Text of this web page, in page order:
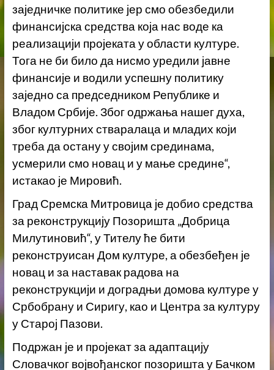
заједничке политике јер смо обезбедили
финансијска средства која нас воде ка
реализацији пројеката у области културе.
Тога не би било да нисмо уредили јавне
финансије и водили успешну политику
заједно са председником Републике и
Владом Србије. Због одржања нашег духа,
због културних стваралаца и младих који
треба да остану у својим срединама,
усмерили смо новац и у мање средине“,
истакао је Мировић.
Град Сремска Митровица је добио средства
за реконструкцију Позоришта „Добрица
Милутиновић“, у Тителу ће бити
реконструисан Дом културе, а обезбеђен је
новац и за наставак радова на
реконструкцији и доградњи домова културе у
Србобрану и Сиригу, као и Центра за културу
у Старој Пазови.
Подржан је и пројекат за адаптацију
Словачког војвођанског позоришта у Бачком